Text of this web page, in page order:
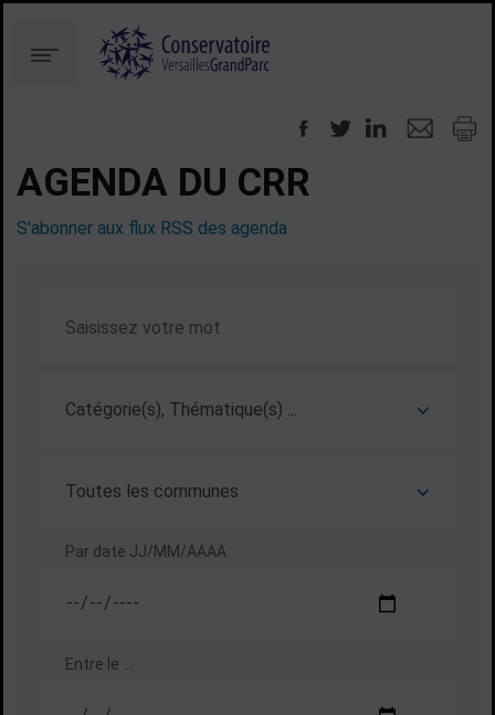
au
contenu
à
Menu
AGENDA DU CRR
S'abonner aux flux RSS des agenda
Par date JJ/MM/AAAA
Entre le ...